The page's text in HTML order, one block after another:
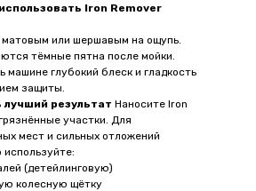
Iron Remover
матовым или шершавым на ощупь.
тёмные пятна после мойки.
машине глубокий блеск и гладкость
защиты.
лучший результат Наносите Iron
участки. Для
мест и сильных отложений
используйте:
(детейлинговую)
колесную щётку